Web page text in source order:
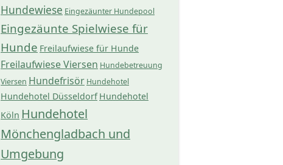
Hundewiese Eingezäunter Hundepool
Eingezäunte Spielwiese für
Hunde Freilaufwiese für Hunde
Freilaufwiese Viersen Hundebetreuung
Viersen Hundefrisör Hundehotel
Hundehotel Düsseldorf Hundehotel
Köln Hundehotel
Mönchengladbach und
Umgebung